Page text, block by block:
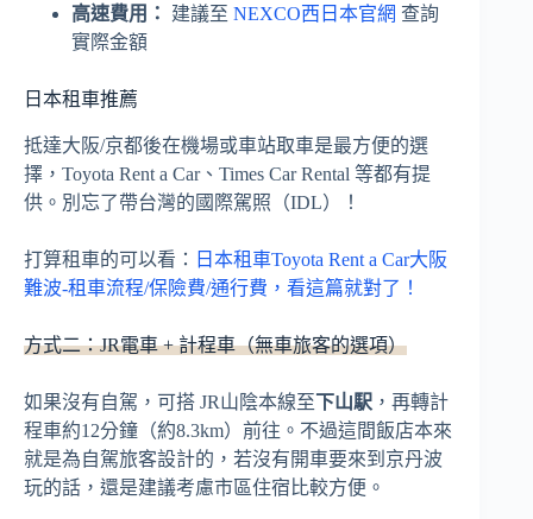
高速費用：
建議至 NEXCO西日本官網 查詢
實際金額
日本租車推薦
抵達大阪/京都後在機場或車站取車是最方便的選
擇，Toyota Rent a Car、Times Car Rental 等都有提
供。別忘了帶台灣的國際駕照（IDL）！
打算租車的可以看：
日本租車Toyota Rent a Car大阪
難波-租車流程/保險費/通行費，看這篇就對了！
方式二：JR電車 + 計程車（無車旅客的選項）
如果沒有自駕，可搭 JR山陰本線至下山駅 ，再轉計
程車約12分鐘（約8.3km）前往。不過這間飯店本來
就是為自駕旅客設計的，若沒有開車要來到京丹波
玩的話，還是建議考慮市區住宿比較方便。